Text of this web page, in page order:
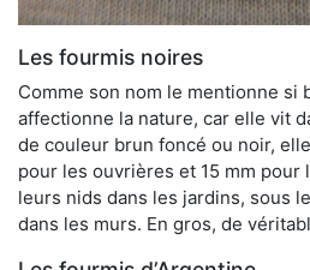
Les fourmis noires
Comme son nom le mentionne si
affectionne la nature, car elle vit
de couleur brun foncé ou noir,
pour les ouvrières et 15 mm pour
leurs nids dans les jardins, sous
dans les murs. En gros, de